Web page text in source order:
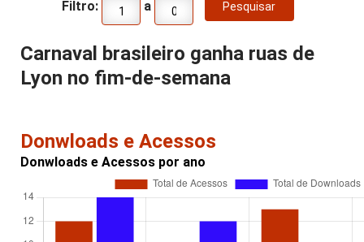
Filtro: a
Carnaval brasileiro ganha ruas de
Lyon no fim-de-semana
Donwloads e Acessos
Donwloads e Acessos por ano